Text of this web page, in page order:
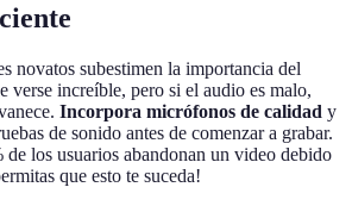
novatos subestimen la importancia del
verse increíble, pero si el audio es malo,
Incorpora micrófonos de calidad y
de sonido antes de comenzar a grabar.
de los usuarios abandonan un video debido
que esto te suceda!